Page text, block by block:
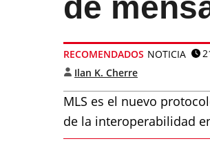
RECOMENDADOS NOTICIA
Ilan K. Cherre
MLS es el nuevo
de la interoperabilidad